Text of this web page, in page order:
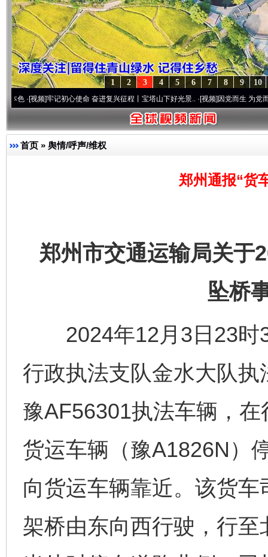
10
9
8
7
6
5
4
3
2
1
牢记初心使命 奋进复兴征程丨宝塔山下好光景..·[视频]因党而生 为党而战——百年
首页 » 舆情/呼声/维权
郑州通报“货
郑州市交通运输局关于
坠桥
2024年12月3日23时
行政执法支队金水大队
豫AF56301执法车辆，
货运车辆（豫A1826N）
向货运车辆靠近。该货
架桥由东向西行驶，行